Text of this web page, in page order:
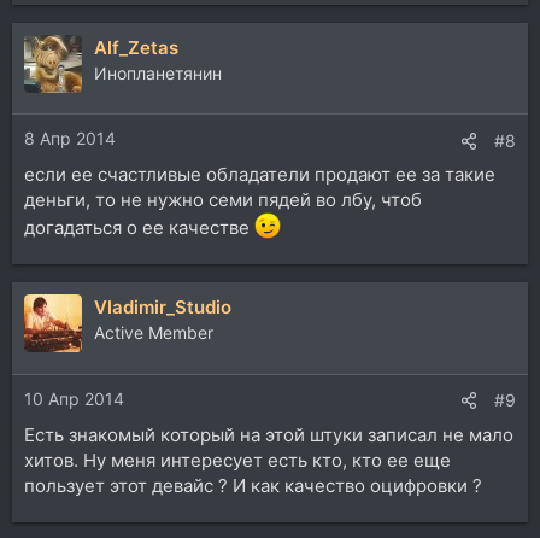
Alf_Zetas
Инопланетянин
8 Апр 2014 #8
если ее счастливые обладатели продают ее за такие
деньги, то не нужно семи пядей во лбу, чтоб
догадаться о ее качестве
Vladimir_Studio
Active Member
10 Апр 2014 #9
Есть знакомый который на этой штуки записал не мало
хитов. Ну меня интересует есть кто, кто ее еще
пользует этот девайс ? И как качество оцифровки ?